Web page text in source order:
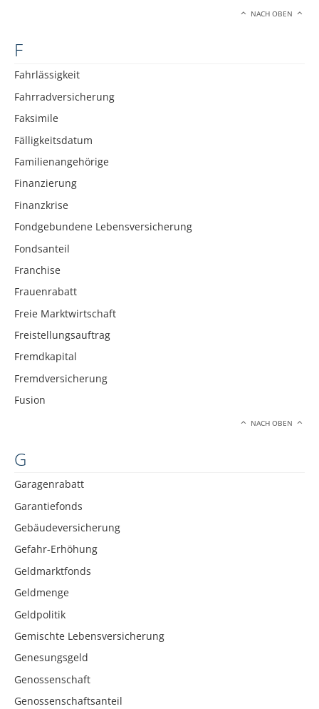
NACH OBEN
F
Fahrlässigkeit
Fahrradversicherung
Faksimile
Fälligkeitsdatum
Familienangehörige
Finanzierung
Finanzkrise
Fondgebundene Lebensversicherung
Fondsanteil
Franchise
Frauenrabatt
Freie Marktwirtschaft
Freistellungsauftrag
Fremdkapital
Fremdversicherung
Fusion
NACH OBEN
G
Garagenrabatt
Garantiefonds
Gebäudeversicherung
Gefahr-Erhöhung
Geldmarktfonds
Geldmenge
Geldpolitik
Gemischte Lebensversicherung
Genesungsgeld
Genossenschaft
Genossenschaftsanteil